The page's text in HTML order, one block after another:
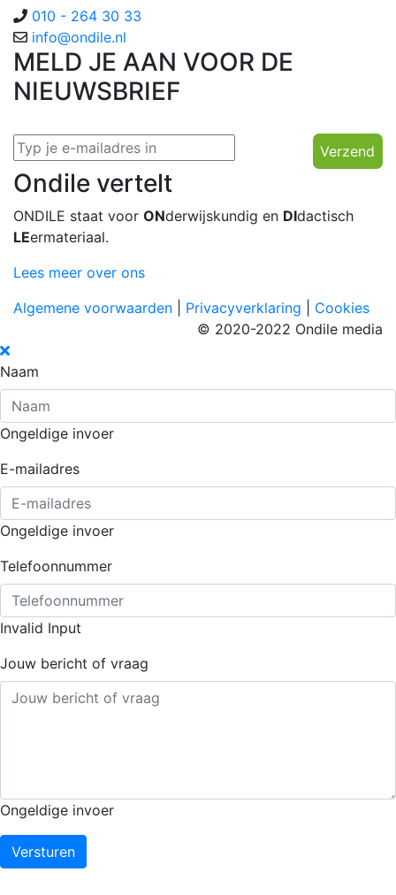
010 - 264 30 33
info@ondile.nl
MELD JE AAN VOOR DE
NIEUWSBRIEF
Verzend
Ondile vertelt
ONDILE staat voor ONderwijskundig en DIdactisch
LEermateriaal.
Lees meer over ons
Algemene voorwaarden
Privacyverklaring
Cookies
© 2020-2022 Ondile media
Naam
Ongeldige invoer
E-mailadres
Ongeldige invoer
Telefoonnummer
Invalid Input
Jouw bericht of vraag
Ongeldige invoer
Versturen